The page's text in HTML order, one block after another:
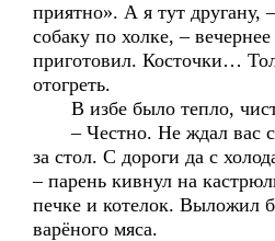
приятно». А я тут другану,
собаку по холке, – вечернее
приготовил. Косточки…
отогреть.
В избе было тепло,
– Честно. Не ждал вас
за стол. С дороги да с
– парень кивнул на
печке и котелок. Выложил
варёного мяса.